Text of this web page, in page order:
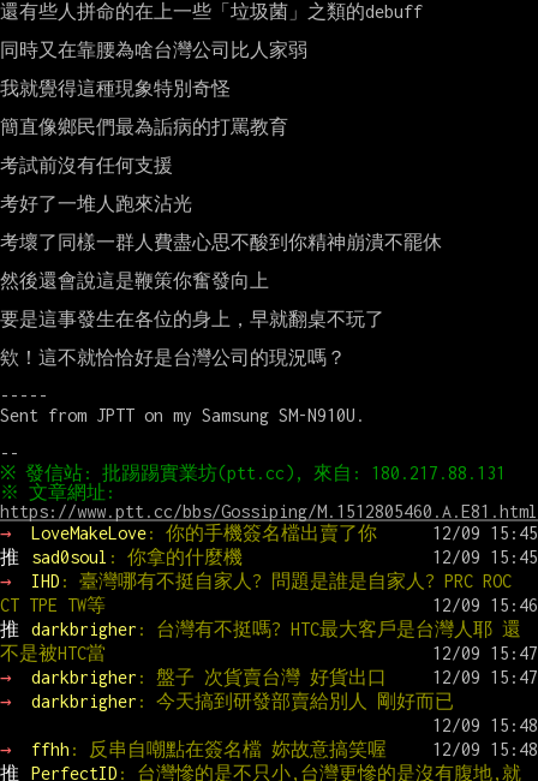
還有些人拼命的在上一些「垃圾菌」之類的debuff
同時又在靠腰為啥台灣公司比人家弱
我就覺得這種現象特別奇怪
簡直像鄉民們最為詬病的打罵教育
考試前沒有任何支援
考好了一堆人跑來沾光
考壞了同樣一群人費盡心思不酸到你精神崩潰不罷休
然後還會說這是鞭策你奮發向上
要是這事發生在各位的身上，早就翻桌不玩了
欸！這不就恰恰好是台灣公司的現況嗎？
-----
Sent from JPTT on my Samsung SM-N910U.
https://www.ptt.cc/bbs/Gossiping/M.1512805460.A.E81.html
→
LoveMakeLove: 你的手機簽名檔出賣了你
推
sad0soul : 你拿的什麼機
→
IHD : 臺灣哪有不挺自家人? 問題是誰是自家人? PRC ROC
CT TPE TW等
推
darkbrigher : 台灣有不挺嗎? HTC最大客戶是台灣人耶 還
不是被HTC當
→
darkbrigher : 盤子 次貨賣台灣 好貨出口
→
darkbrigher : 今天搞到研發部賣給別人 剛好而已
→ ffhh : 反串自嘲點在簽名檔 妳故意搞笑喔
推
PerfectID : 台灣慘的是不只小,台灣更慘的是沒有腹地,就